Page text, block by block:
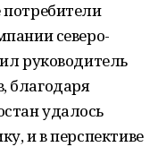
северо-
руководитель
благодаря
удалось
и в перспективе